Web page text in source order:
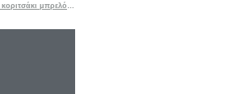
Μαρτυρικά βάπτισης για κοριτσάκι μπρελόκ Αστέρι από πέρλες «Boho Flowers»